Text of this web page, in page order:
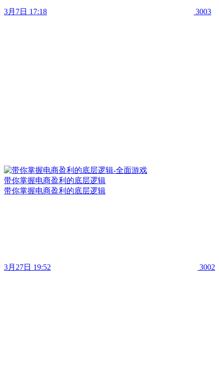
3月7日 17:18 3003
带你掌握电商盈利的底层逻辑
带你掌握电商盈利的底层逻辑
3月27日 19:52 3002